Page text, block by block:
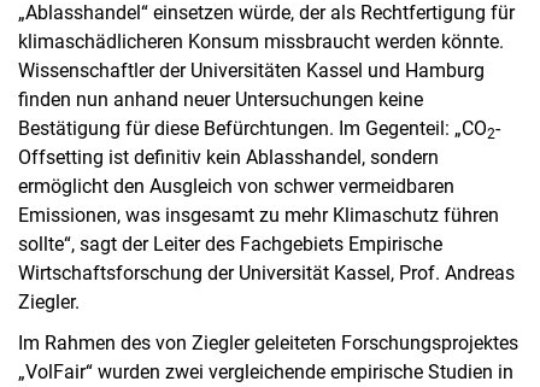
„Ablasshandel“ einsetzen würde, der als Rechtfertigung für
klimaschädlicheren Konsum missbraucht werden könnte.
Wissenschaftler der Universitäten Kassel und Hamburg
finden nun anhand neuer Untersuchungen keine
Bestätigung für diese Befürchtungen. Im Gegenteil: „CO2-
Offsetting ist definitiv kein Ablasshandel, sondern
ermöglicht den Ausgleich von schwer vermeidbaren
Emissionen, was insgesamt zu mehr Klimaschutz führen
sollte“, sagt der Leiter des Fachgebiets Empirische
Wirtschaftsforschung der Universität Kassel, Prof. Andreas
Ziegler.
Im Rahmen des von Ziegler geleiteten Forschungsprojektes
„VolFair“ wurden zwei vergleichende empirische Studien in